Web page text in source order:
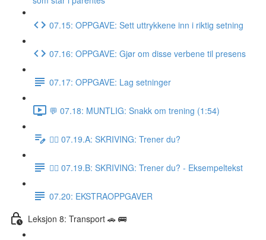
07.15: OPPGAVE: Sett uttrykkene inn i riktig setning
07.16: OPPGAVE: Gjør om disse verbene til presens
07.17: OPPGAVE: Lag setninger
💬 07.18: MUNTLIG: Snakk om trening (1:54)
✍🏼 07.19.A: SKRIVING: Trener du?
✍🏼 07.19.B: SKRIVING: Trener du? - Eksempeltekst
07.20: EKSTRAOPPGAVER
Leksjon 8: Transport 🚗 🚌